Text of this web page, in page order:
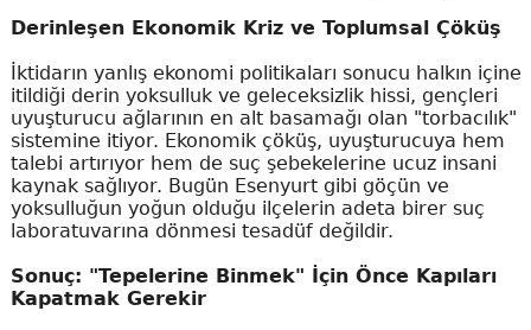
Derinleşen Ekonomik Kriz ve Toplumsal Çöküş
İktidarın yanlış ekonomi politikaları sonucu halkın içine
itildiği derin yoksulluk ve geleceksizlik hissi, gençleri
uyuşturucu ağlarının en alt basamağı olan "torbacılık"
sistemine itiyor. Ekonomik çöküş, uyuşturucuya hem
talebi artırıyor hem de suç şebekelerine ucuz insani
kaynak sağlıyor. Bugün Esenyurt gibi göçün ve
yoksulluğun yoğun olduğu ilçelerin adeta birer suç
laboratuvarına dönmesi tesadüf değildir.
Sonuç: "Tepelerine Binmek" İçin Önce Kapıları
Kapatmak Gerekir